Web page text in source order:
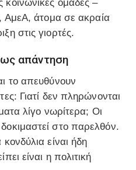
ομάδες –
ΑμεΑ, άτομα σε ακραία
στις γιορτές.
απάντηση
το απευθύνουν
Γιατί δεν πληρώνονται
λίγο νωρίτερα; Οι
στο παρελθόν.
είναι ήδη
είναι η πολιτική